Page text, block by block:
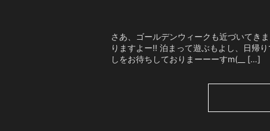
さあ、ゴールデンウィークも近づいてき
りますよー!! 泊まって遊ぶもよし、日帰
しをお待ちしておりまーーーすm(__ […]